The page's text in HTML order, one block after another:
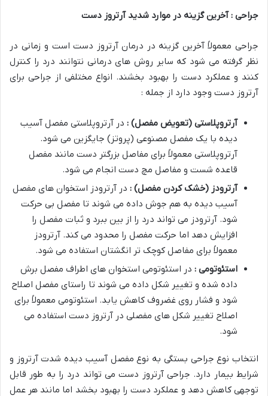
جراحی : آخرین گزینه در موارد شدید آرتروز دست
جراحی معمولاً آخرین گزینه در درمان آرتروز دست است و زمانی در
نظر گرفته می شود که سایر روش های درمانی نتوانند درد را کنترل
کنند و عملکرد دست را بهبود بخشند. انواع مختلفی از جراحی برای
آرتروز دست وجود دارد از جمله :
آرتروپلاستی (تعویض مفصل) : در آرتروپلاستی مفصل آسیب
دیده با یک مفصل مصنوعی (پروتز) جایگزین می شود.
آرتروپلاستی معمولاً برای مفاصل بزرگتر دست مانند مفصل
قاعده شست و مفاصل مچ دست انجام می شود.
آرترودز (خشک کردن مفصل) : در آرترودز استخوان های مفصل
آسیب دیده به هم جوش داده می شوند تا مفصل بی حرکت
شود. آرترودز می تواند درد را از بین ببرد و ثبات مفصل را
افزایش دهد اما حرکت مفصل را محدود می کند. آرترودز
معمولاً برای مفاصل کوچک تر انگشتان استفاده می شود.
استئوتومی : در استئوتومی استخوان های اطراف مفصل برش
داده شده و تغییر شکل داده می شوند تا راستای مفصل اصلاح
شود و فشار روی غضروف کاهش یابد. استئوتومی معمولاً برای
اصلاح تغییر شکل های مفصلی در آرتروز دست استفاده می
شود.
انتخاب نوع جراحی بستگی به نوع مفصل آسیب دیده شدت آرتروز و
شرایط بیمار دارد. جراحی آرتروز دست می تواند درد را به طور قابل
توجهی کاهش دهد و عملکرد دست را بهبود بخشد اما مانند هر عمل